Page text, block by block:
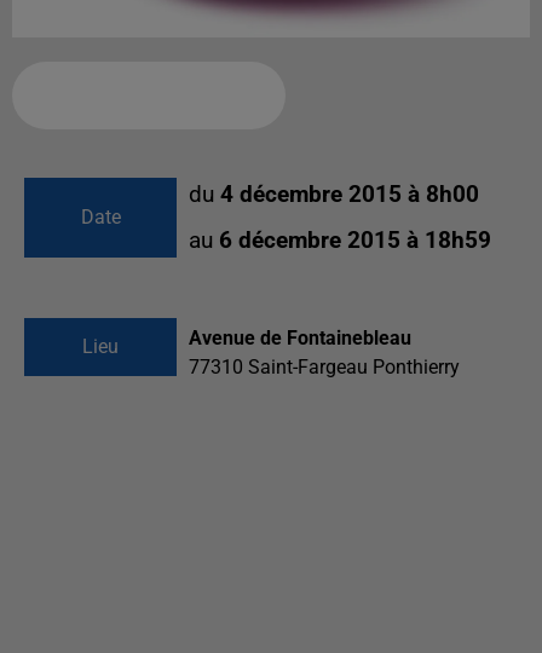
Date
du 4 décembre 2015 à 8h00
au 6 décembre 2015 à 18h59
Lieu
Avenue de Fontainebleau
77310 Saint-Fargeau Ponthierry